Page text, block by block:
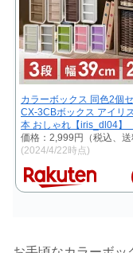
カラーボックス 同色2個
CX-3CBボックス アイリ
本 おしゃれ【iris_dl04】
価格：2,999円（税込、
(2024/4/22時点)